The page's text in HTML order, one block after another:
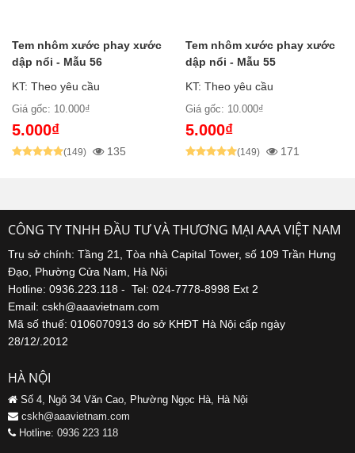
Tem nhôm xước phay xước
dập nổi - Mẫu 56
KT: Theo yêu cầu
Giá gốc: 10.000₫
5.000₫
(149) 135
Tem nhôm xước phay xước
dập nổi - Mẫu 55
KT: Theo yêu cầu
Giá gốc: 10.000₫
5.000₫
(149) 171
CÔNG TY TNHH ĐẦU TƯ VÀ THƯƠNG MẠI AAA VIỆT NAM
Trụ sở chính: Tầng 21, Tòa nhà Capital Tower, số 109 Trần Hưng
Đạo, Phường Cửa Nam, Hà Nội
Hotline: 0936.223.118 - Tel: 024-7778-8998 Ext 2
Email: cskh@aaavietnam.com
Mã số thuế: 0106070913 do sở KHĐT Hà Nội cấp ngày
28/12/.2012
HÀ NỘI
Số 4, Ngõ 34 Văn Cao, Phường Ngọc Hà, Hà Nội
cskh@aaavietnam.com
Hotline: 0936 223 118